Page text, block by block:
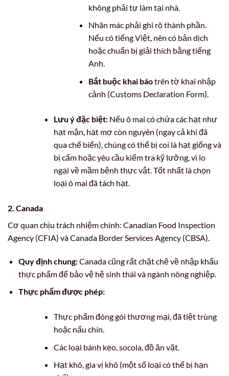
không phải tự làm tại nhà.
Nhãn mác phải ghi rõ thành phần.
Nếu có tiếng Việt, nên có bản dịch
hoặc chuẩn bị giải thích bằng tiếng
Anh.
Bắt buộc khai báotrên tờ khai nhập
cảnh (Customs Declaration Form).
Lưu ý đặc biệt:Nếu ô mai có chứa các hạt như
hạt mận, hạt mơ còn nguyên (ngay cả khi đã
qua chế biến), chúng có thể bị coi là hạt giống và
bị cấm hoặc yêu cầu kiểm tra kỹ lưỡng, vì lo
ngại về mầm bệnh thực vật. Tốt nhất là chọn
loại ô mai đã tách hạt.
2. Canada
Cơ quan chịu trách nhiệm chính: Canadian Food Inspection
Agency (CFIA) và Canada Border Services Agency (CBSA).
Quy định chung:Canada cũng rất chặt chẽ về nhập khẩu
thực phẩm để bảo vệ hệ sinh thái và ngành nông nghiệp.
Thực phẩm được phép:
Thực phẩm đóng gói thương mại, đã tiệt trùng
hoặc nấu chín.
Các loại bánh kẹo, socola, đồ ăn vặt.
Hạt khô, gia vị khô (một số loại có thể bị hạn